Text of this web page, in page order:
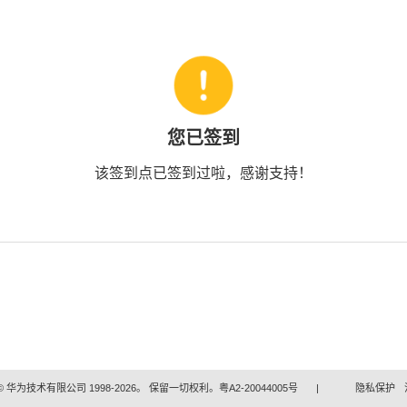
您已签到
该签到点已签到过啦，感谢支持！
华为技术有限公司 1998-2026。 保留一切权利。粤A2-20044005号 | 隐私保护